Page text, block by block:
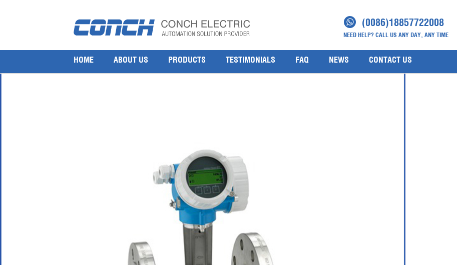
(0086)18857722008
NEED HELP? CALL US ANY DAY, ANY TIME
HOME ABOUT US PRODUCTS TESTIMONIALS FAQ NEWS CONTACT US
Endress+Hauser Vortex Flowmeter 73F